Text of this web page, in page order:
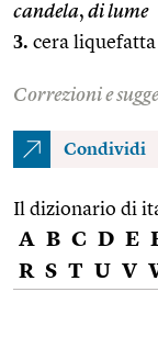
candela, di lume
3. cera liquefatta
Correzioni e
Condividi
Il dizionario di
A B C D E
R S T U V